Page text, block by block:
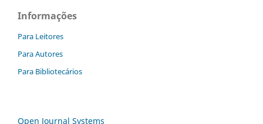
Informações
Para Leitores
Para Autores
Para Bibliotecários
Open Journal Systems